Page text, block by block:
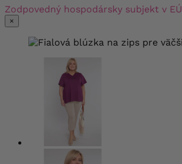
Zodpovedný hospodársky subjekt v EÚ
×